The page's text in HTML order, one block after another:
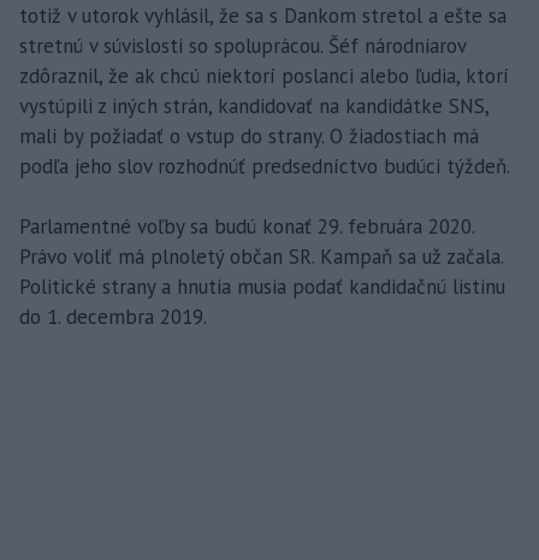
totiž v utorok vyhlásil, že sa s Dankom stretol a ešte sa
stretnú v súvislosti so spoluprácou. Šéf národniarov
zdôraznil, že ak chcú niektorí poslanci alebo ľudia, ktorí
vystúpili z iných strán, kandidovať na kandidátke SNS,
mali by požiadať o vstup do strany. O žiadostiach má
podľa jeho slov rozhodnúť predsedníctvo budúci týždeň.
Parlamentné voľby sa budú konať 29. februára 2020.
Právo voliť má plnoletý občan SR. Kampaň sa už začala.
Politické strany a hnutia musia podať kandidačnú listinu
do 1. decembra 2019.